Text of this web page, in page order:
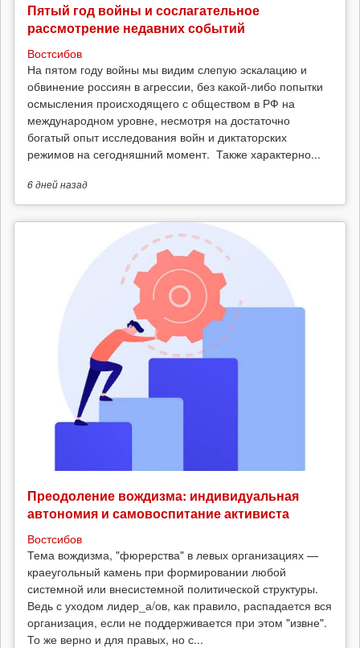
Пятый год войны и сослагательное
рассмотрение недавних событий
Востсибов
На пятом году войны мы видим слепую эскалацию и
обвинение россиян в агрессии, без какой-либо попытки
осмысления происходящего с обществом в РФ на
международном уровне, несмотря на достаточно
богатый опыт исследования войн и диктаторских
режимов на сегодняшний момент. Также характерно...
6 днейназад
Преодоление вождизма: индивидуальная
автономия и самовоспитание активиста
Востсибов
Тема вождизма, "фюрерства" в левых организациях —
краеугольный камень при формировании любой
системной или внесистемной политической структуры.
Ведь с уходом лидер_а/ов, как правило, распадается вся
организация, если не поддерживается при этом "извне".
То же верно и для правых, но с...